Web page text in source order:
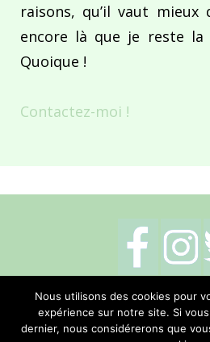
raisons, qu’il vaut mieux
encore là que je reste la
Quoique !
Contactez-moi !
Mentions légales-
Me
Nous utilisons des cookies pour
expérience sur notre site. Si
dernier, nous considérerons que